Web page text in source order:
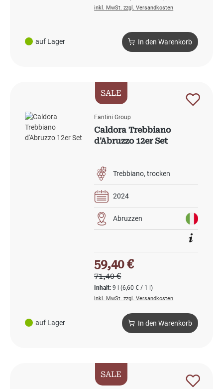
auf Lager
inkl. MwSt. zzgl. Versandkosten
In den Warenkorb
SALE
auf Lager
Fantini Group
Caldora Trebbiano
d'Abruzzo 12er Set
Trebbiano trocken
2024
Abruzzen
Inhalt:9 l(6,60 € / 1 l)
Verkaufspreis:
59,40 €
Regulärer Preis:
71,40 €
inkl. MwSt. zzgl. Versandkosten
In den Warenkorb
SALE